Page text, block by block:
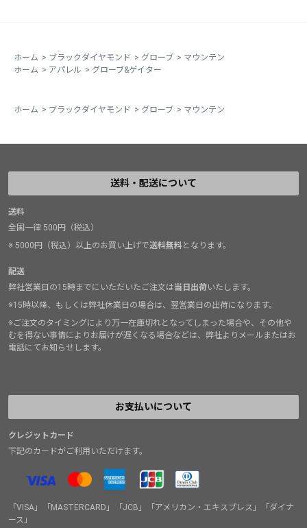
ホーム > ブラックダイヤモンド > グローブ > マウンテン
ホーム > アパレル > グローブ&ゲイター
ホーム > ブラックダイヤモンド > グローブ > マウンテン
送料・配送について
送料
全国一律 500円（税込）
※ 5000円（税込）以上のお買い上げで送料無料となります。
配送
弊社営業日の15時までにいただいたご注文は当日出荷いたします。
※15時以降、もしくは弊社休業日の場合は、翌営業日の出荷になります。
※ご注文のタイミングにより万一在庫切れとなってしまった場合や、その他や
むを得ない事情によりお届けが遅くなる場合などは、弊社よりメールまたはお
電話にてお知らせします。
お支払いについて
クレジットカード
下記のカードがご利用いただけます。
「VISA」「MASTERCARD」「JCB」「アメリカン・エキスプレス」「ダイナ
ース」